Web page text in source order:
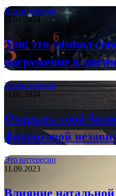
Это интересно
11.01.2024
Три: это символ
погружение в
Это интересно
11.01.2024
Открыть свой
финансовой
Это интересно
11.09.2023
Влияние